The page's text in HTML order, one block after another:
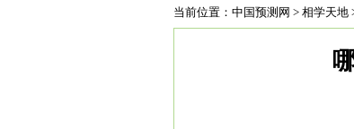
当前位置： 中国预测网 > 相学天地